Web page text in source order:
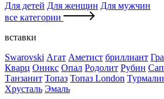
Для детей Для женщин Для мужчин
все категории
вставки
Swarovski Агат Аметист бриллиант
Кварц Оникс Опал Родолит Рубин
Танзанит Топаз Топаз London
Хрусталь Эмаль